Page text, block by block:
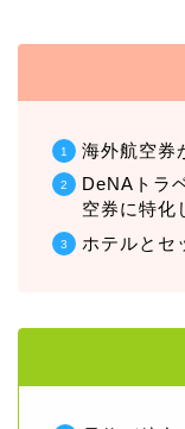
海外航空券
DeNAトラ
空券に特化
ホテルとセ